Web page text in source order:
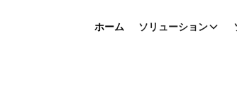
ホーム ソリューション